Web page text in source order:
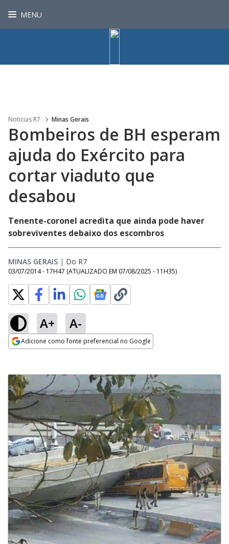
MENU
Noticias R7 Minas Gerais
Bombeiros de BH esperam
ajuda do Exército para
cortar viaduto que
desabou
Tenente-coronel acredita que ainda pode haver
sobreviventes debaixo dos escombros
MINAS GERAIS | Do R7
03/07/2014 - 17H47 (ATUALIZADO EM 07/08/2025 - 11H35)
A+ A-
Adicione como fonte preferencial no Google